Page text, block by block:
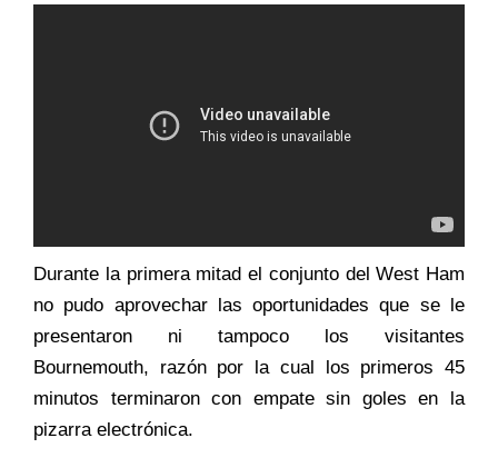
Durante la primera mitad el conjunto del West Ham
no pudo aprovechar las oportunidades que se le
presentaron ni tampoco los visitantes
Bournemouth, razón por la cual los primeros 45
minutos terminaron con empate sin goles en la
pizarra electrónica.